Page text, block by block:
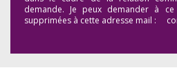
demande. Je peux demander à
supprimées à cette adresse mail :